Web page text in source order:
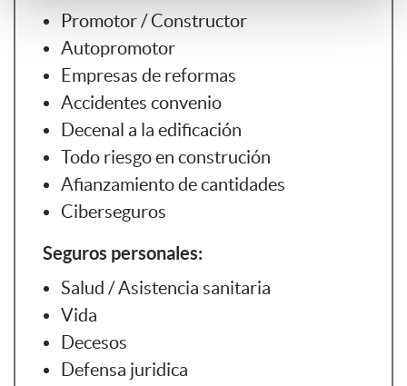
Promotor / Constructor
Autopromotor
Empresas de reformas
Accidentes convenio
Decenal a la edificación
Todo riesgo en construción
Afianzamiento de cantidades
Ciberseguros
Seguros personales:
Salud / Asistencia sanitaria
Vida
Decesos
Defensa juridica